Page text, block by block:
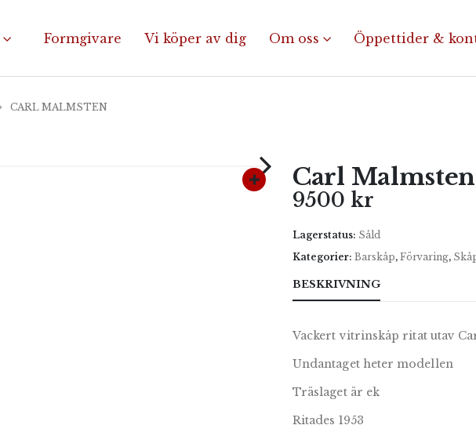
Formgivare Vi köper av dig Om oss Öppettider &
CARL MALMSTEN
Carl Malmsten
9500 kr
Lagerstatus: Såld
Kategorier: Barskåp, Förvaring,
BESKRIVNING
Vackert vitrinskåp ritat utav
Undantaget heter modellen
Träslaget är ek
Ritades 1953